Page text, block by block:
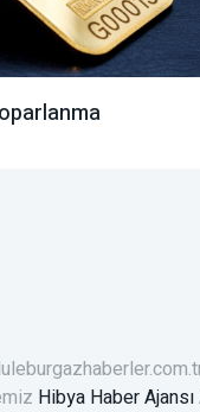
Hibya Haber Ajansı